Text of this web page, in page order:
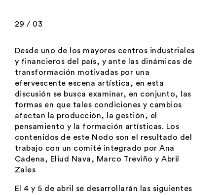
29 / 03
Desde uno de los mayores centros industriales
y financieros del país, y ante las dinámicas de
transformación motivadas por una
efervescente escena artística, en esta
discusión se busca examinar, en conjunto, las
formas en que tales condiciones y cambios
afectan la producción, la gestión, el
pensamiento y la formación artísticas. Los
contenidos de este Nodo son el resultado del
trabajo con un comité integrado por Ana
Cadena, Eliud Nava, Marco Treviño y Abril
Zales
El 4 y 5 de abril se desarrollarán las siguientes